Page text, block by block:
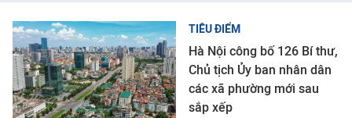
TIÊU ĐIỂM
Hà Nội công bố 126 Bí thư,
Chủ tịch Ủy ban nhân dân
các xã phường mới sau
sắp xếp